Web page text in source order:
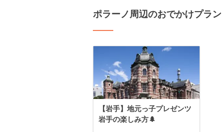
ポラーノ周辺のおでかけプラン
【岩手】地元っ子プレゼンツ
岩手の楽しみ方🌲